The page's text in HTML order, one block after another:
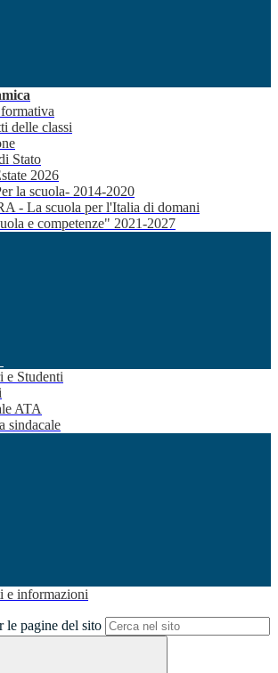
delle classi
Stato
2026
la scuola- 2014-2020
- La scuola per l'Italia di domani
e competenze" 2021-2027
e Studenti
ATA
sindacale
e informazioni
le pagine del sito